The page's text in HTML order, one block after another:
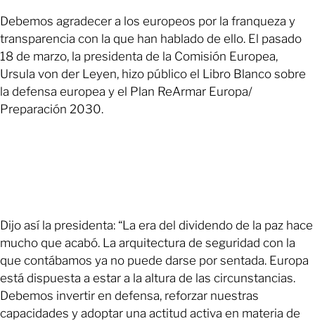
Debemos agradecer a los europeos por la franqueza y
transparencia con la que han hablado de ello. El pasado
18 de marzo, la presidenta de la Comisión Europea,
Ursula von der Leyen, hizo público el Libro Blanco sobre
la defensa europea y el Plan ReArmar Europa/
Preparación 2030.
Dijo así la presidenta: “La era del dividendo de la paz hace
mucho que acabó. La arquitectura de seguridad con la
que contábamos ya no puede darse por sentada. Europa
está dispuesta a estar a la altura de las circunstancias.
Debemos invertir en defensa, reforzar nuestras
capacidades y adoptar una actitud activa en materia de